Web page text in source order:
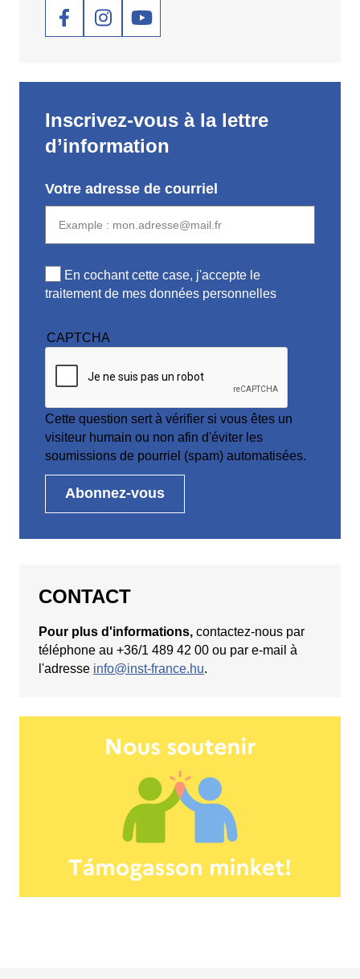
Social
Inscrivez-vous à la lettre
d’information
Votre adresse de courriel
En cochant cette case, j'accepte le
traitement de mes données personnelles
CAPTCHA
Cette question sert à vérifier si vous êtes un
visiteur humain ou non afin d'éviter les
soumissions de pourriel (spam) automatisées.
CONTACT
Pour plus d'informations, contactez-nous par
téléphone au +36/1 489 42 00 ou par e-mail à
l'adresse info@inst-france.hu.